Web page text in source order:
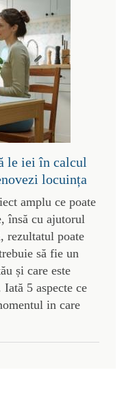
le iei în calcul
locuința
amplu ce poate
însă cu ajutorul
rezultatul poate
să fie un
și care este
5 aspecte ce
in care